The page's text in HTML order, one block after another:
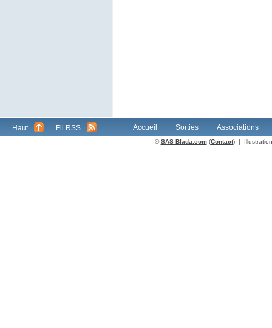
Haut Fil RSS Accueil Sorties Associations
©SAS Blada.com(Contact) |